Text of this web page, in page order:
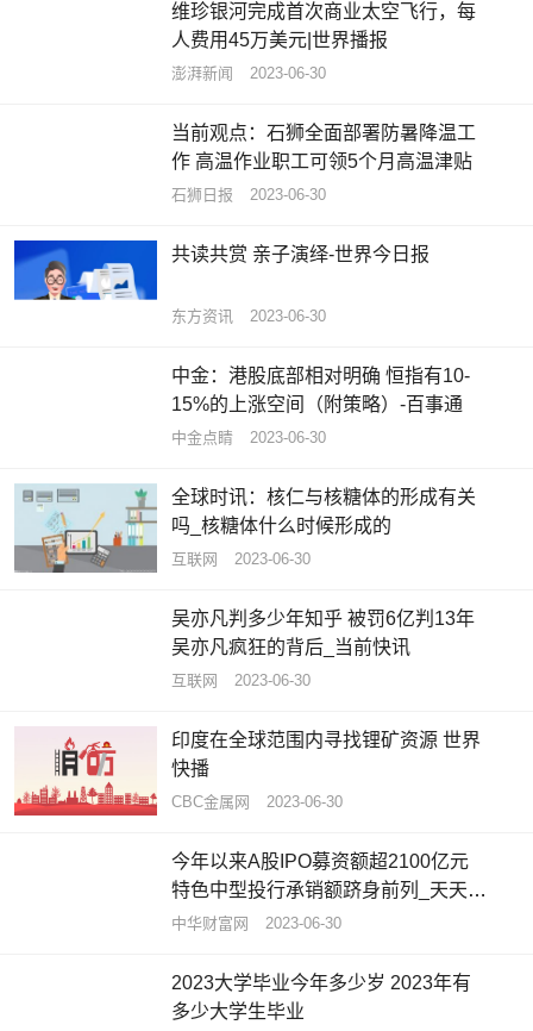
维珍银河完成首次商业太空飞行，每
人费用45万美元|世界播报
澎湃新闻 2023-06-30
当前观点：石狮全面部署防暑降温工
作 高温作业职工可领5个月高温津贴
石狮日报 2023-06-30
共读共赏 亲子演绎-世界今日报
东方资讯 2023-06-30
中金：港股底部相对明确 恒指有10-
15%的上涨空间（附策略）-百事通
中金点睛 2023-06-30
全球时讯：核仁与核糖体的形成有关
吗_核糖体什么时候形成的
互联网 2023-06-30
吴亦凡判多少年知乎 被罚6亿判13年
吴亦凡疯狂的背后_当前快讯
互联网 2023-06-30
印度在全球范围内寻找锂矿资源 世界
快播
CBC金属网 2023-06-30
今年以来A股IPO募资额超2100亿元
特色中型投行承销额跻身前列_天天观
速讯
中华财富网 2023-06-30
2023大学毕业今年多少岁 2023年有
多少大学生毕业